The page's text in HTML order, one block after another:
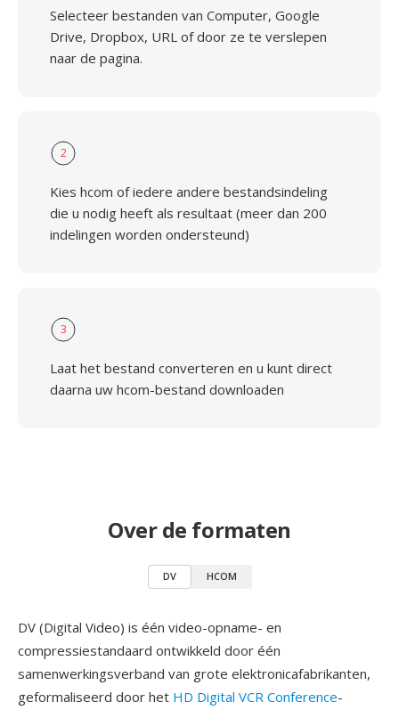
Selecteer bestanden van Computer, Google
Drive, Dropbox, URL of door ze te verslepen
naar de pagina.
2
Kies hcom of iedere andere bestandsindeling
die u nodig heeft als resultaat (meer dan 200
indelingen worden ondersteund)
3
Laat het bestand converteren en u kunt direct
daarna uw hcom-bestand downloaden
Over de formaten
DV HCOM
DV (Digital Video) is één video-opname- en
compressiestandaard ontwikkeld door één
samenwerkingsverband van grote elektronicafabrikanten,
geformaliseerd door het HD Digital VCR Conference-